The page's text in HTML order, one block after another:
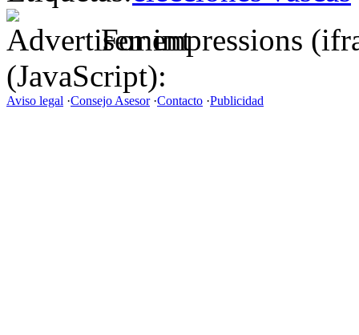
For impressions
(JavaScript):
Aviso legal ·Consejo Asesor·Contacto ·Publicidad